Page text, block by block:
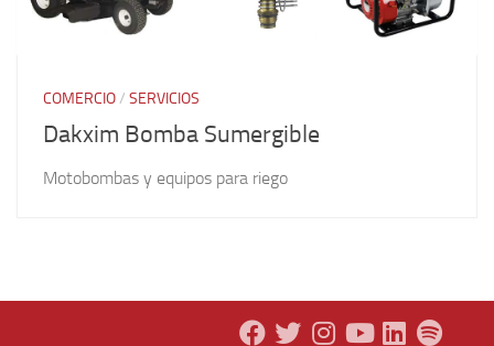
COMERCIO/ SERVICIOS
Dakxim Bomba Sumergible
Motobombas y equipos para riego